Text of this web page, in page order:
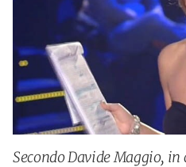
Secondo Davide Maggio,